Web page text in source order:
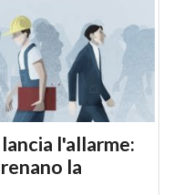
l'allarme:
la